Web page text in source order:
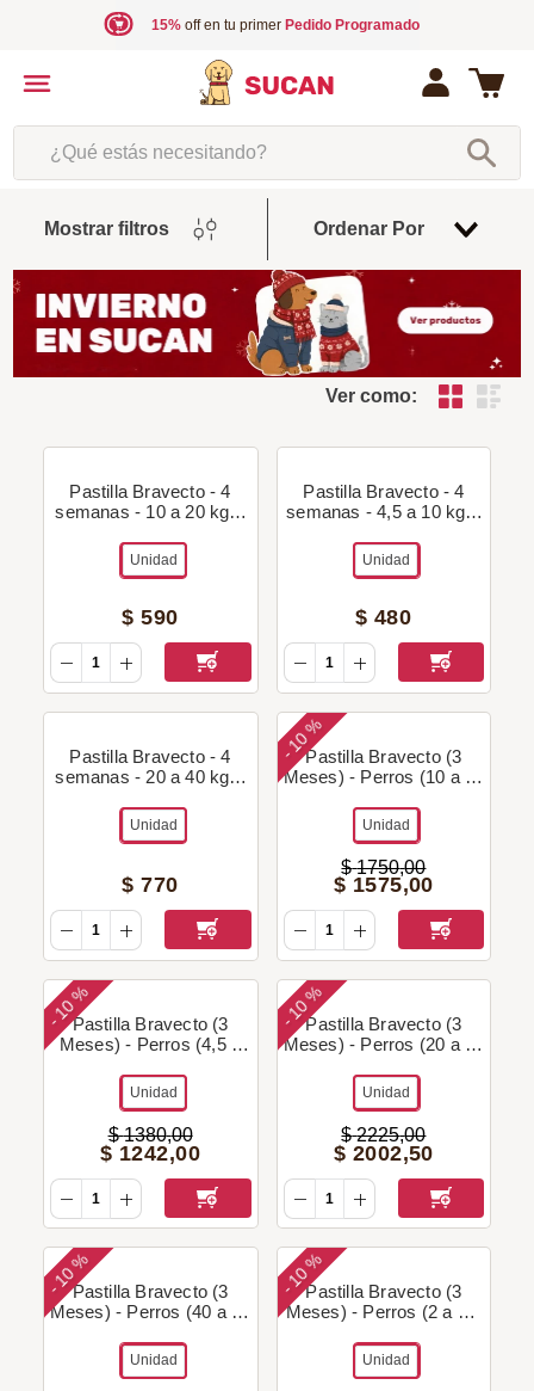
15%off en tu primer Pedido Programado
¿Qué estás necesitando?
Mostrar filtros Ordenar Por
De
Ver como:
Pastilla Bravecto - 4
semanas - 10 a 20 kg +
Unidad
$ 590
Pastilla Bravecto - 4
semanas - 4,5 a 10 kg +
Unidad
$ 480
Pastilla Bravecto - 4
semanas - 20 a 40 kg +
Unidad
$ 770
-
10 %
Pastilla Bravecto (3
Meses) - Perros (10 a 20
Unidad
$ 1750,00
$ 1575,00
-
10 %
Pastilla Bravecto (3
Meses) - Perros (4,5 a
Unidad
$ 1380,00
$ 1242,00
-
10 %
Pastilla Bravecto (3
Meses) - Perros (20 a 40
Unidad
$ 2225,00
$ 2002,50
-
10 %
Pastilla Bravecto (3
Meses) - Perros (40 a 56
Unidad
-
10 %
Pastilla Bravecto (3
Meses) - Perros (2 a 4,5
Unidad